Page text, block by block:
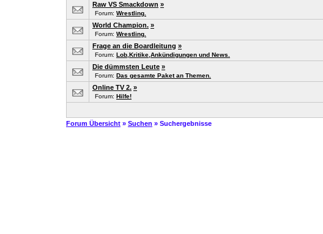
Raw VS Smackdown »
Forum: Wrestling.
World Champion. »
Forum: Wrestling.
Frage an die Boardleitung »
Forum: Lob,Kritike,Ankündigungen und News.
Die dümmsten Leute »
Forum: Das gesamte Paket an Themen.
Online TV 2. »
Forum: Hilfe!
Forum Übersicht » Suchen » Suchergebnisse